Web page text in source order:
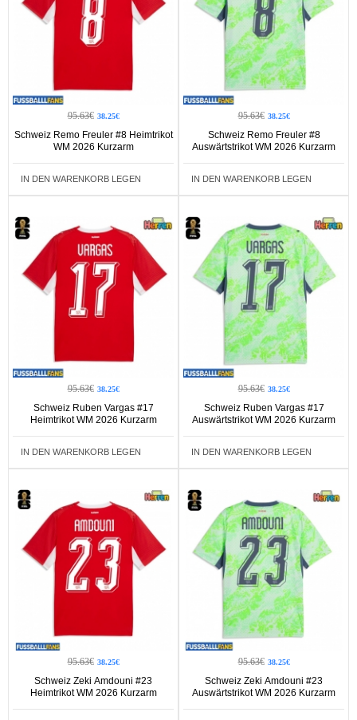
95.63€ 38.25€
Schweiz Remo Freuler #8 Heimtrikot
WM 2026 Kurzarm
IN DEN WARENKORB LEGEN
95.63€ 38.25€
Schweiz Remo Freuler #8
Auswärtstrikot WM 2026 Kurzarm
IN DEN WARENKORB LEGEN
95.63€ 38.25€
Schweiz Ruben Vargas #17
Heimtrikot WM 2026 Kurzarm
IN DEN WARENKORB LEGEN
95.63€ 38.25€
Schweiz Ruben Vargas #17
Auswärtstrikot WM 2026 Kurzarm
IN DEN WARENKORB LEGEN
95.63€ 38.25€
Schweiz Zeki Amdouni #23
Heimtrikot WM 2026 Kurzarm
95.63€ 38.25€
Schweiz Zeki Amdouni #23
Auswärtstrikot WM 2026 Kurzarm